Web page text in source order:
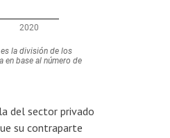
del sector privado
su contraparte